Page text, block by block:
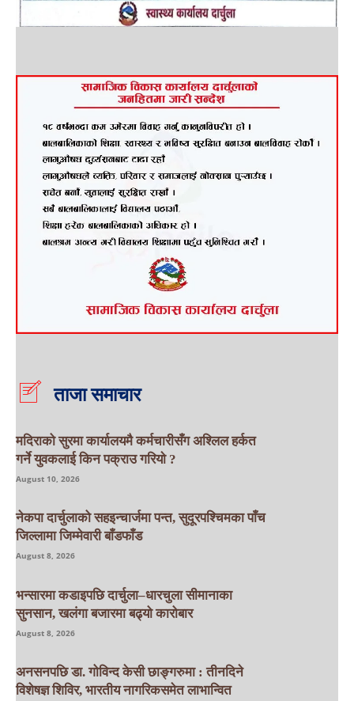
ताजा समाचार
मदिराको सुरमा कार्यालयमै कर्मचारीसँग अश्लिल हर्कत
गर्ने युवकलाई किन पक्राउ गरियाे ?
August 10, 2026
नेकपा दार्चुलाको सहइन्चार्जमा पन्त, सुदूरपश्चिमका पाँच
जिल्लामा जिम्मेवारी बाँडफाँड
August 8, 2026
भन्सारमा कडाइपछि दार्चुला–धारचुला सीमानाका
सुनसान, खलंगा बजारमा बढ्यो कारोबार
August 8, 2026
अनसनपछि डा. गोविन्द केसी छाङ्गरुमा : तीनदिने
विशेषज्ञ शिविर, भारतीय नागरिकसमेत लाभान्वित